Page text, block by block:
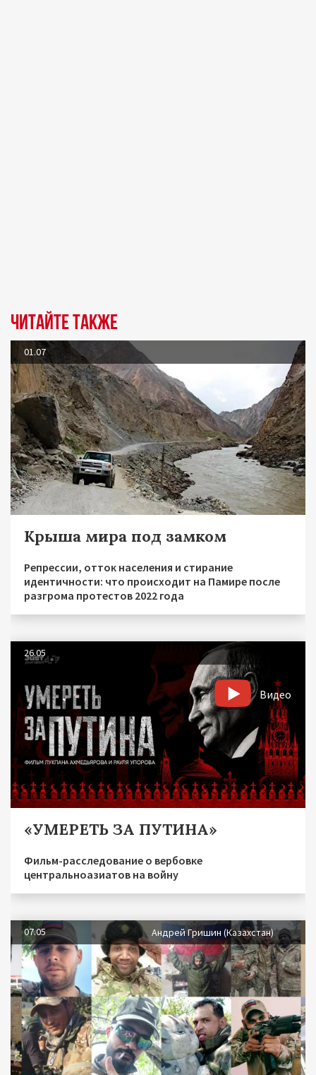
Читайте также
01.07
Крыша мира под замком
Репрессии, отток населения и стирание
идентичности: что происходит на Памире после
разгрома протестов 2022 года
26.05
Видео
«УМЕРЕТЬ ЗА ПУТИНА»
Фильм-расследование о вербовке
центральноазиатов на войну
07.05 Андрей Гришин (Казахстан)